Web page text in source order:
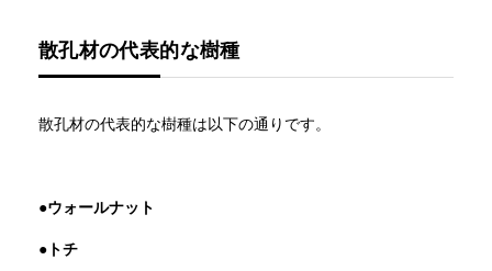
散孔材の代表的な樹種
散孔材の代表的な樹種は以下の通りです。
●ウォールナット
●トチ